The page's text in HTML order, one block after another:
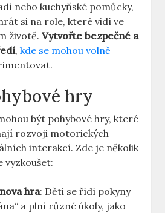
nebo kuchyňské pomůcky,
si na role, které vidí ve
životě.Vytvořte bezpečné a
,kde se mohou volně
hry
být pohybové hry, které
rozvoji motorických
interakcí. Zde je několik
vyzkoušet:
hra: Děti se řídí pokyny
a plní různé úkoly, jako